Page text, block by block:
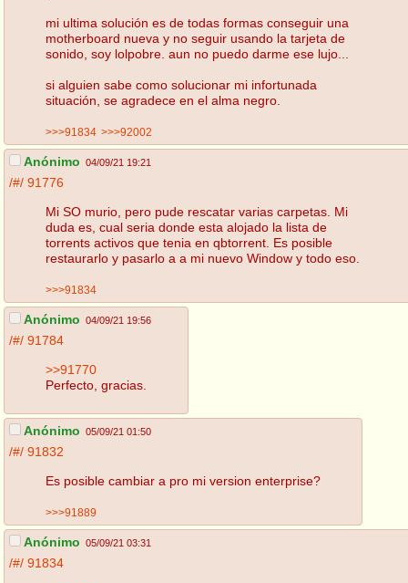
mi ultima solución es de todas formas conseguir una
motherboard nueva y no seguir usando la tarjeta de
sonido, soy lolpobre. aun no puedo darme ese lujo...
si alguien sabe como solucionar mi infortunada
situación, se agradece en el alma negro.
>>>91834 >>>92002
Anónimo 04/09/21 19:21
/#/ 91776
Mi SO murio, pero pude rescatar varias carpetas. Mi
duda es, cual seria donde esta alojado la lista de
torrents activos que tenia en qbtorrent. Es posible
restaurarlo y pasarlo a a mi nuevo Window y todo eso.
>>>91834
Anónimo 04/09/21 19:56
/#/ 91784
>>91770
Perfecto, gracias.
Anónimo 05/09/21 01:50
/#/ 91832
Es posible cambiar a pro mi version enterprise?
>>>91889
Anónimo 05/09/21 03:31
/#/ 91834